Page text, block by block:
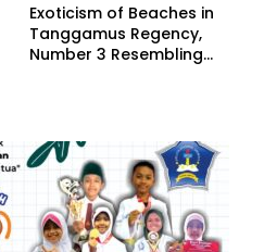
Exoticism of Beaches in
Tanggamus Regency,
Number 3 Resembling